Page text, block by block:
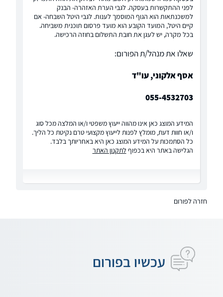
לפני ההתקשרות בעסקה. לגבי הערת האזהרה- הבנק
למשכנתאות הוא הגוף המוסמך לענות. לגבי היטל השבחה- אם
קיים היטל, המועד הקובע הוא מועד פרסום תוכנית משביחה.
בכל מקרה, יש לעגן את חובת התשלום בחוזה הרכישה.
שאלו את מנהל/ת הפורום:
אסף אלקוני, עו"ד
055-4532703
המידע המוצג כאן אינו מהווה ייעוץ משפטי ו/או המלצה מכל סוג
ו/או חוות דעת, מומלץ לפנות לייעוץ מקצועי טרם נקיטת כל הליך.
כל הסתמכות על המידע המוצג כאן היא באחריותך בלבד.
הגלישה באתר היא בכפוף לתקנון האתר
חזרה לפורום
עכשיו בפורום